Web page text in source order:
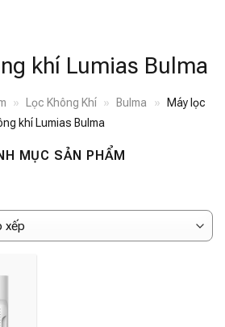
khí Lumias Bulma
» Lọc Không Khí » Bulma »
Máy lọc
khí Lumias Bulma
MỤC SẢN PHẨM